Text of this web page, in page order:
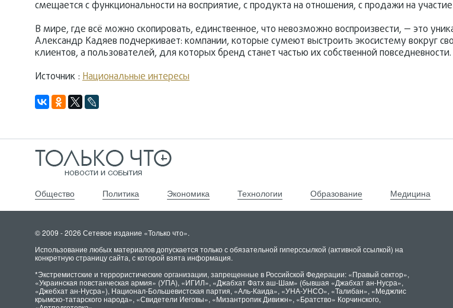
смещается с функциональности на восприятие, с продукта на отношения, с продажи на
В мире, где всё можно скопировать, единственное, что невозможно воспроизвести, — это
Александр Кадяев подчеркивает: компании, которые сумеют выстроить экосистему вокруг
клиентов, а пользователей, для которых бренд станет частью их собственной повседневности.
Источник : Национальные интересы
Общество Политика Экономика Технологии Образование Медицина
© 2009 - 2026 Сетевое издание «Только что».
Использование любых материалов допускается только с обязательной гиперссылкой (активной ссылкой) на
конкретную страницу сайта, с которой взята информация.
*Экстремистские и террористические организации, запрещенные в Российской Федерации: «Правый сектор»,
«Украинская повстанческая армия» (УПА), «ИГИЛ», «Джабхат Фатх аш-Шам» (бывшая «Джабхат ан-Нусра»,
«Джебхат ан-Нусра»), Национал-Большевистская партия, «Аль-Каида», «УНА-УНСО», «Талибан», «Меджлис
крымско-татарского народа», «Свидетели Иеговы», «Мизантропик Дивижн», «Братство» Корчинского,